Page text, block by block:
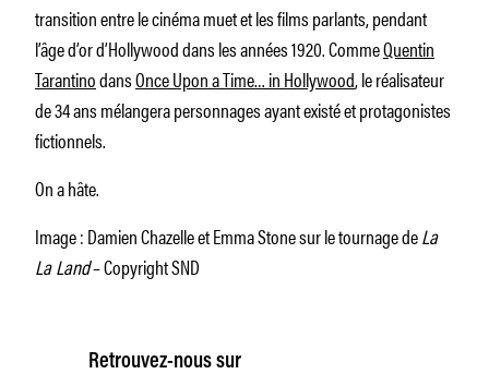
transition entre le cinéma muet et les films parlants, pendant
l’âge d’or d’Hollywood dans les années 1920. CommeQuentin
TarantinodansOnce Upon a Time… in Hollywood, le réalisateur
de 34 ans mélangera personnages ayant existé et protagonistes
fictionnels.
On a hâte.
Image : Damien Chazelle et Emma Stone sur le tournage deLa
La Land– Copyright SND
Retrouvez-nous sur